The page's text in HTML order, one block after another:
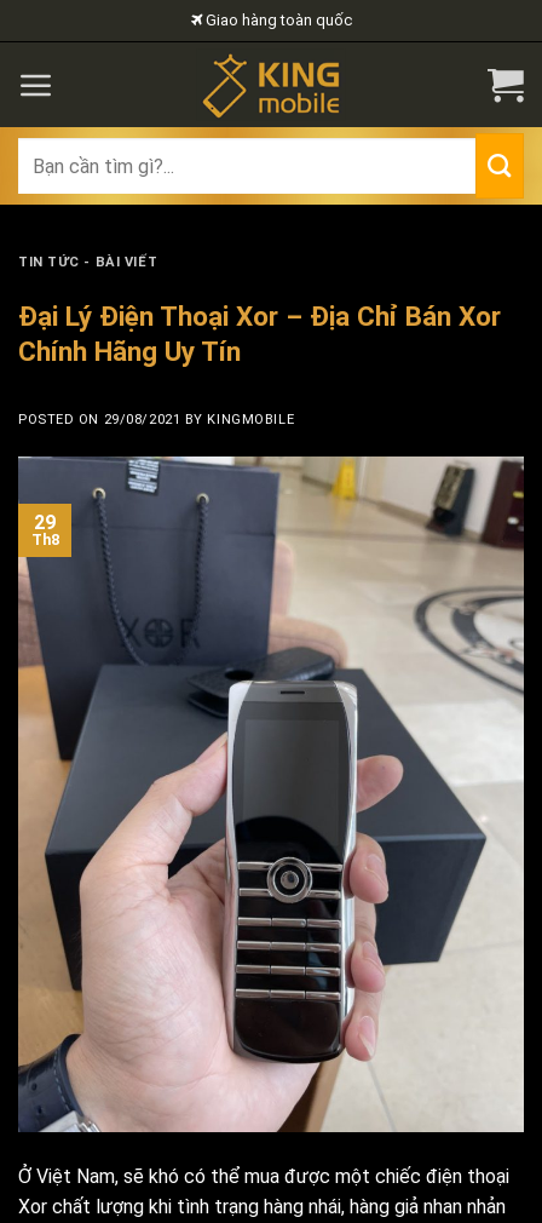
to
content
Giao hàng toàn quốc
for:
TIN TỨC - BÀI VIẾT
Đại Lý Điện Thoại Xor – Địa Chỉ Bán Xor
Chính Hãng Uy Tín
POSTED ON 29/08/2021 BYKINGMOBILE
29
Th8
Ở Việt Nam, sẽ khó có thể mua được một chiếc điện thoại
Xor chất lượng khi tình trạng hàng nhái, hàng giả nhan nhản